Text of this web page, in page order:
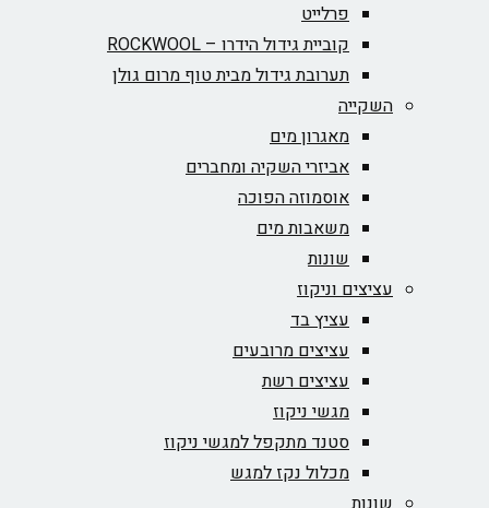
פרלייט
קוביית גידול הידרו – ROCKWOOL‏
תערובת גידול מבית טוף מרום גולן
השקייה
מאגרון מים
אביזרי השקיה ומחברים
אוסמוזה הפוכה
משאבות מים
שונות
עציצים וניקוז
עציץ בד
עציצים מרובעים
עציצים רשת
מגשי ניקוז
סטנד מתקפל למגשי ניקוז
מכלול נקז למגש